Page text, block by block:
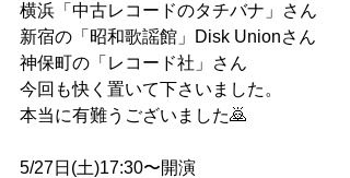
横浜「中古レコードのタチバナ」さん
新宿の「昭和歌謡館」Disk Unionさん
神保町の「レコード社」さん
今回も快く置いて下さいました。
本当に有難うございました🙇
5/27日(土)17:30〜開演